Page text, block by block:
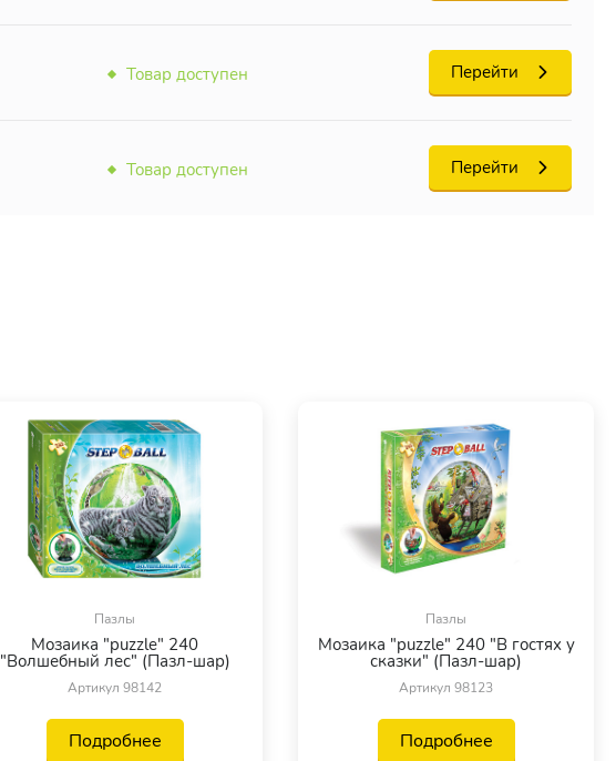
Товар доступен Перейти
Товар доступен Перейти
Пазлы
Мозаика "puzzle" 240
"Волшебный лес" (Пазл-шар)
Артикул 98142
Подробнее
Пазлы
Мозаика "puzzle" 240 "В гостях у
сказки" (Пазл-шар)
Артикул 98123
Подробнее